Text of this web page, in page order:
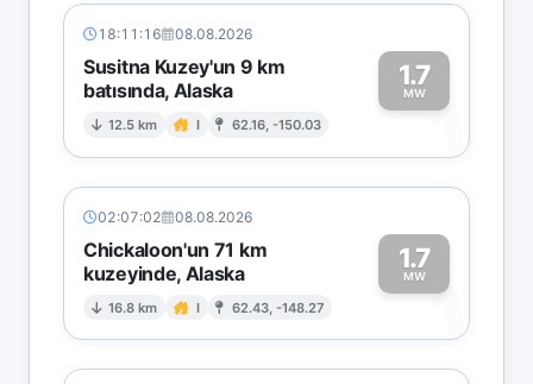
18:11:16 08.08.2026
Susitna Kuzey'un 9 km
batısında, Alaska
12.5 km I 62.16, -150.03
1.7
MW1
02:07:02 08.08.2026
Chickaloon'un 71 km
kuzeyinde, Alaska
16.8 km I 62.43, -148.27
1.7
MW1